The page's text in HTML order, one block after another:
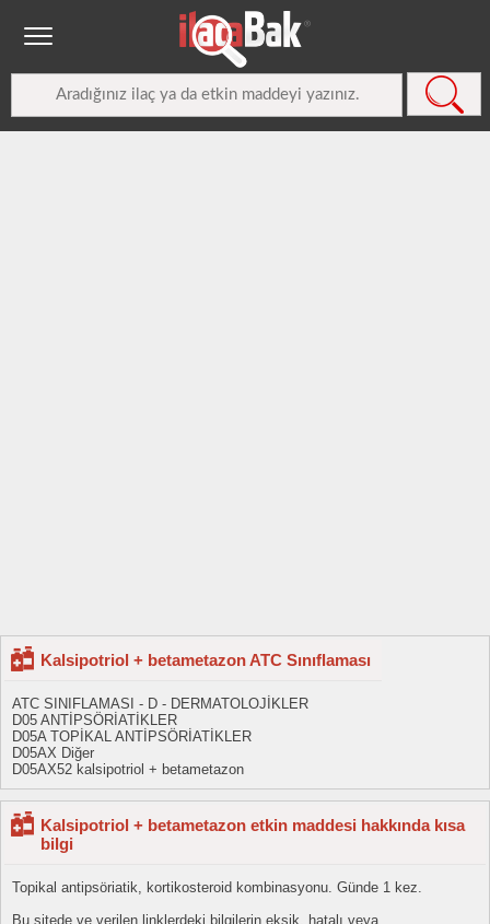
Kalsipotriol + betametazon ATC Sınıflaması
ATC SINIFLAMASI - D - DERMATOLOJİKLER
D05 ANTİPSÖRİATİKLER
D05A TOPİKAL ANTİPSÖRİATİKLER
D05AX Diğer
D05AX52 kalsipotriol + betametazon
Kalsipotriol + betametazon etkin maddesi hakkında kısa
bilgi
Topikal antipsöriatik, kortikosteroid kombinasyonu. Günde 1 kez.
Bu sitede ve verilen linklerdeki bilgilerin eksik, hatalı veya